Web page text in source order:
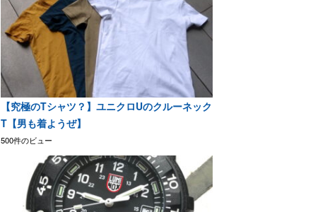
【究極のTシャツ？】ユニクロUのクルーネック
T【男も着ようぜ】
500件のビュー